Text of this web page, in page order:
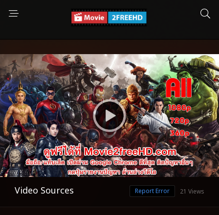
Video Sources 21 Views
Report Error